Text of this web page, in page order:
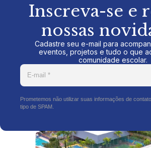
Inscreva-se e
nossas
Cadastre seu e-mail para
eventos, projetos e tudo o que
comunidade escolar.
Prometemos não utilizar suas informações de
tipo de SPAM.